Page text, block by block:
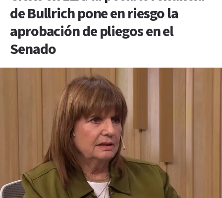
de Bullrich pone en riesgo la
aprobación de pliegos en el
Senado